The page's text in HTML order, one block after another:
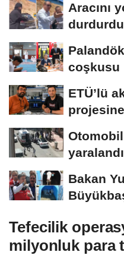
Aracını
coşkusu
ETÜ’lü
Bakan
Tefecilik
milyonluk para